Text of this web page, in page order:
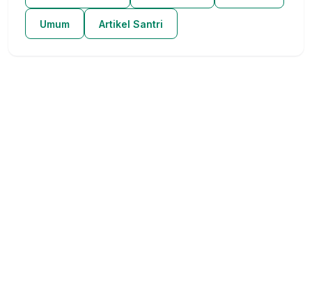
Umum Artikel Santri